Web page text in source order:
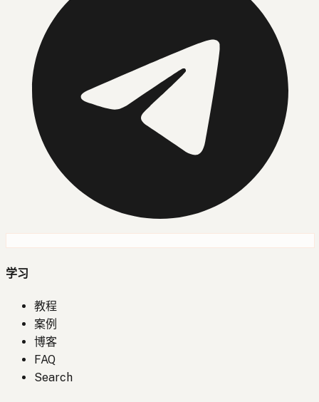
学习
教程
案例
博客
FAQ
Search